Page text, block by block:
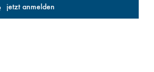
jetzt anmelden